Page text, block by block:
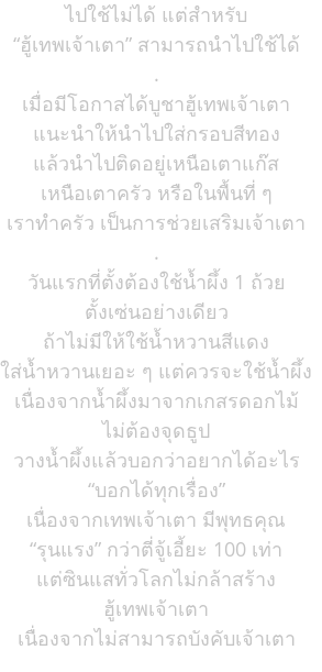
ไปใช้ไม่ได้ แต่สำหรับ
“ฮู้เทพเจ้าเตา” สามารถนำไปใช้ได้
.
เมื่อมีโอกาสได้บูชาฮู้เทพเจ้าเตา
แนะนำให้นำไปใส่กรอบสีทอง
แล้วนำไปติดอยู่เหนือเตาแก๊ส
เหนือเตาครัว หรือในพื้นที่ ๆ
เราทำครัว เป็นการช่วยเสริมเจ้าเตา
.
วันแรกที่ตั้งต้องใช้น้ำผึ้ง 1 ถ้วย
ตั้งเซ่นอย่างเดียว
ถ้าไม่มีให้ใช้น้ำหวานสีแดง
ใส่น้ำหวานเยอะ ๆ แต่ควรจะใช้น้ำผึ้ง
เนื่องจากน้ำผึ้งมาจากเกสรดอกไม้
ไม่ต้องจุดธูป
วางน้ำผึ้งแล้วบอกว่าอยากได้อะไร
“บอกได้ทุกเรื่อง”
เนื่องจากเทพเจ้าเตา มีพุทธคุณ
“รุนแรง” กว่าตี่จู้เอี้ยะ 100 เท่า
แต่ซินแสทั่วโลกไม่กล้าสร้าง
ฮู้เทพเจ้าเตา
เนื่องจากไม่สามารถบังคับเจ้าเตา